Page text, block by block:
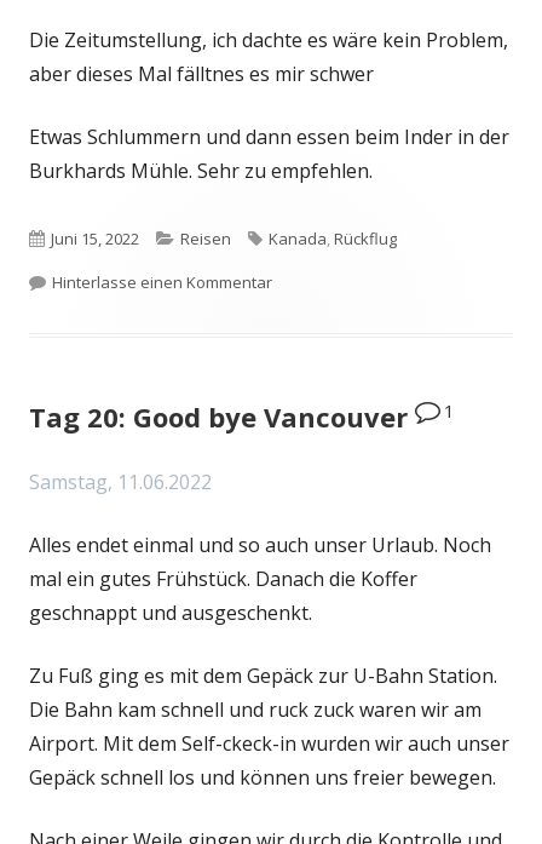
Die Zeitumstellung, ich dachte es wäre kein Problem,
aber dieses Mal fälltnes es mir schwer
Etwas Schlummern und dann essen beim Inder in der
Burkhards Mühle. Sehr zu empfehlen.
Veröffentlicht
am
Juni 15, 2022 Kategorien
Reisen Schlagwörter
Kanada,Rückflug
Hinterlasse einen Kommentarzu Tag 21: Back in Germany
Tag 20: Good bye Vancouver 1
Samstag, 11.06.2022
Alles endet einmal und so auch unser Urlaub. Noch
mal ein gutes Frühstück. Danach die Koffer
geschnappt und ausgeschenkt.
Zu Fuß ging es mit dem Gepäck zur U-Bahn Station.
Die Bahn kam schnell und ruck zuck waren wir am
Airport. Mit dem Self-ckeck-in wurden wir auch unser
Gepäck schnell los und können uns freier bewegen.